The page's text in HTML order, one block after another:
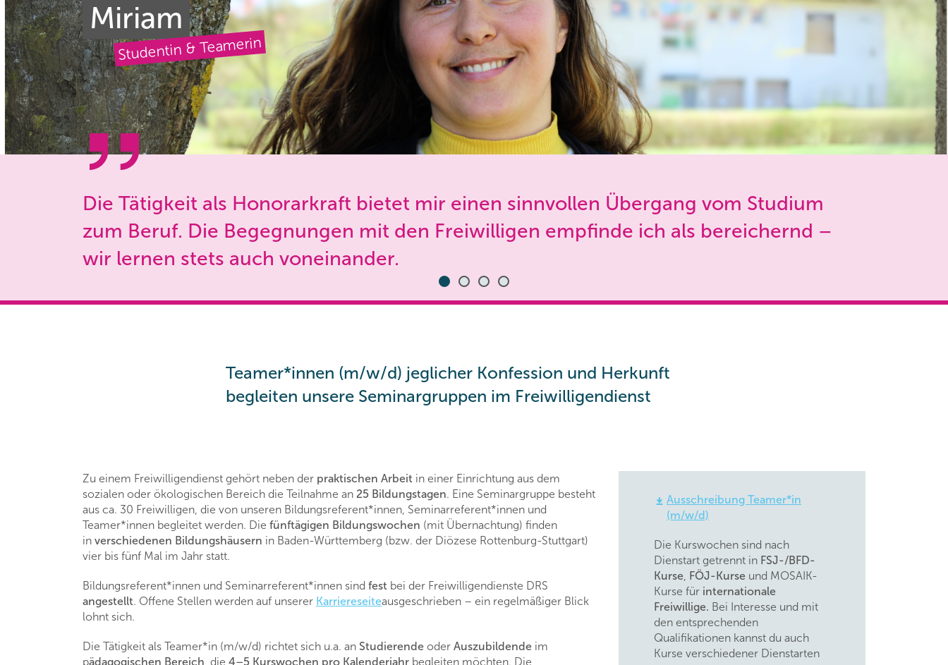
Miriam
Studentin & Teamerin
Die Tätigkeit als Honorarkraft bietet mir einen sinnvollen Übergang vom Studium
zum Beruf. Die Begegnungen mit den Freiwilligen empfinde ich als bereichernd –
wir lernen stets auch voneinander.
Teamer*innen (m/w/d) jeglicher Konfession und Herkunft
begleiten unsere Seminargruppen im Freiwilligendienst
Zu einem Freiwilligendienst gehört neben der praktischen Arbeit in einer Einrichtung aus dem
sozialen oder ökologischen Bereich die Teilnahme an 25 Bildungstagen. Eine Seminargruppe besteht
aus ca. 30 Freiwilligen, die von unseren Bildungsreferent*innen, Seminarreferent*innen und
Teamer*innen begleitet werden. Die fünftägigen Bildungswochen (mit Übernachtung) finden
in verschiedenen Bildungshäusern in Baden-Württemberg (bzw. der Diözese Rottenburg-Stuttgart)
vier bis fünf Mal im Jahr statt.
Bildungsreferent*innen und Seminarreferent*innen sind fest bei der Freiwilligendienste DRS
angestellt. Offene Stellen werden auf unserer Karriereseiteausgeschrieben – ein regelmäßiger Blick
lohnt sich.
Die Tätigkeit als Teamer*in (m/w/d) richtet sich u.a. an Studierende oder Auszubildende im
pädagogischen Bereich , die 4–5 Kurswochen pro Kalenderjahr begleiten möchten. Die
Ausschreibung Teamer*in
(m/w/d)
Die Kurswochen sind nach
Dienstart getrennt in FSJ-/BFD-
Kurse FÖJ-Kurse und MOSAIK-
Kurse für internationale
Freiwillige. Bei Interesse und mit
den entsprechenden
Qualifikationen kannst du auch
Kurse verschiedener Dienstarten